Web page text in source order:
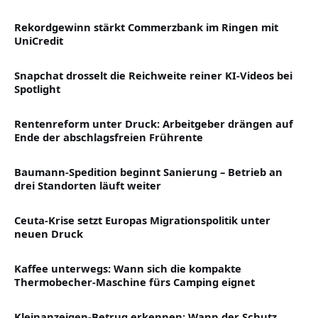
Rekordgewinn stärkt Commerzbank im Ringen mit
UniCredit
Snapchat drosselt die Reichweite reiner KI-Videos bei
Spotlight
Rentenreform unter Druck: Arbeitgeber drängen auf
Ende der abschlagsfreien Frührente
Baumann-Spedition beginnt Sanierung – Betrieb an
drei Standorten läuft weiter
Ceuta-Krise setzt Europas Migrationspolitik unter
neuen Druck
Kaffee unterwegs: Wann sich die kompakte
Thermobecher-Maschine fürs Camping eignet